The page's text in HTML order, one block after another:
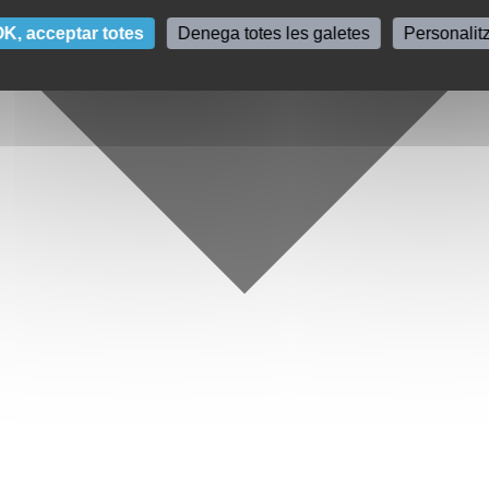
acceptar totes Denega totes les galetes